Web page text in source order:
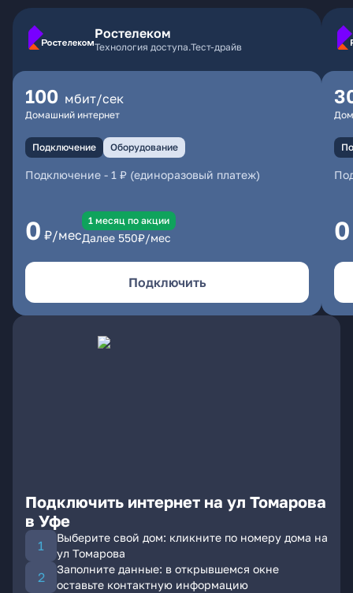
Ростелеком
Технология доступа.Тест-драйв
100 мбит/сек
Домашний интернет
Подключение Оборудование
Подключение - 1 ₽ (единоразовый платеж)
0 ₽/мес
1 месяц по акции
Далее 550₽/мес
Подключить
0
Подключить интернет на ул Томарова
в Уфе
Выберите свой дом: кликните по номеру дома на
ул Томарова
Заполните данные: в открывшемся окне
оставьте контактную информацию